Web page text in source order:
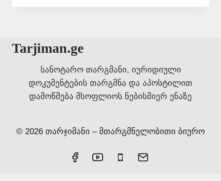
ᲕᲝᲠᲝᲜᲪᲝᲕᲖᲔ
Tarjiman.ge
სანოტარო თარგმანი, იურიდიული
დოკუმენტების თარგმნა და აპოსტილით
დამოწმება მსოფლიოს ნებისმიერ ენაზე
© 2026 თარჯიმანი – მთარგმნელობითი ბიურო